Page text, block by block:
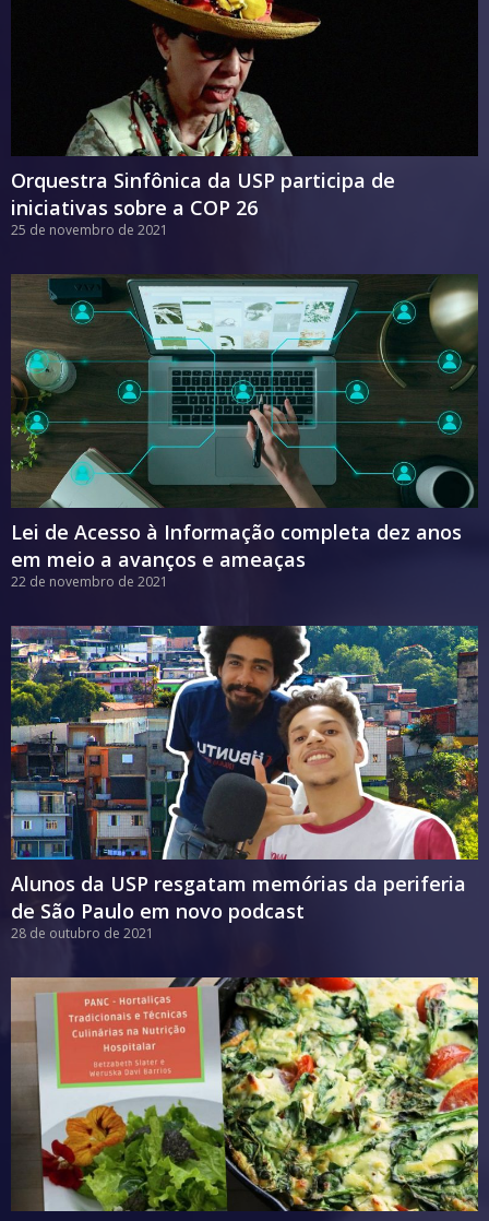
Orquestra Sinfônica da USP participa de
iniciativas sobre a COP 26
25 de novembro de 2021
Lei de Acesso à Informação completa dez anos
em meio a avanços e ameaças
22 de novembro de 2021
Alunos da USP resgatam memórias da periferia
de São Paulo em novo podcast
28 de outubro de 2021